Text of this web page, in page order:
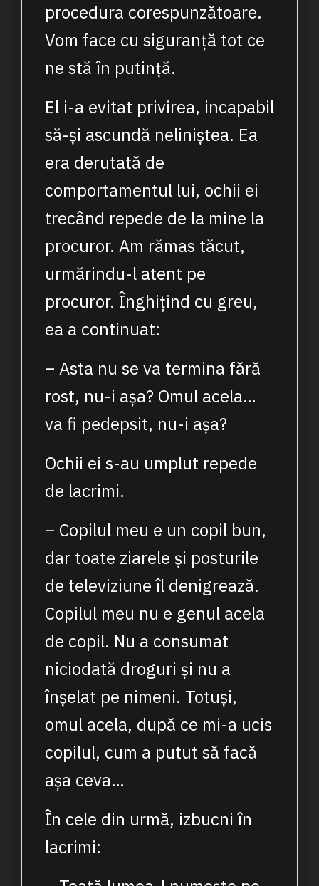
procedura corespunzătoare.
Vom face cu siguranță tot ce
ne stă în putință.
El i-a evitat privirea, incapabil
să-și ascundă neliniștea. Ea
era derutată de
comportamentul lui, ochii ei
trecând repede de la mine la
procuror. Am rămas tăcut,
urmărindu-l atent pe
procuror. Înghițind cu greu,
ea a continuat:
– Asta nu se va termina fără
rost, nu-i așa? Omul acela…
va fi pedepsit, nu-i așa?
Ochii ei s-au umplut repede
de lacrimi.
– Copilul meu e un copil bun,
dar toate ziarele și posturile
de televiziune îl denigrează.
Copilul meu nu e genul acela
de copil. Nu a consumat
niciodată droguri și nu a
înșelat pe nimeni. Totuși,
omul acela, după ce mi-a ucis
copilul, cum a putut să facă
așa ceva…
În cele din urmă, izbucni în
lacrimi: